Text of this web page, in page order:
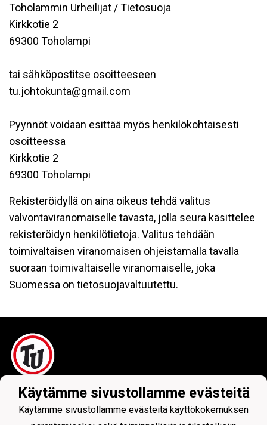
Toholammin Urheilijat / Tietosuoja
Kirkkotie 2
69300 Toholampi
tai sähköpostitse osoitteeseen
tu.johtokunta@gmail.com
Pyynnöt voidaan esittää myös henkilökohtaisesti
osoitteessa
Kirkkotie 2
69300 Toholampi
Rekisteröidyllä on aina oikeus tehdä valitus
valvontaviranomaiselle tavasta, jolla seura käsittelee
rekisteröidyn henkilötietoja. Valitus tehdään
toimivaltaisen viranomaisen ohjeistamalla tavalla
suoraan toimivaltaiselle viranomaiselle, joka
Suomessa on tietosuojavaltuutettu.
Tietosuojaseloste
Käytämme sivustollamme evästeitä
Käytämme sivustollamme evästeitä käyttökokemuksen